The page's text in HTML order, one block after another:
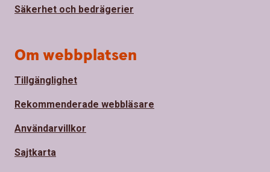
Säkerhet och bedrägerier
Om webbplatsen
Tillgänglighet
Rekommenderade webbläsare
Användarvillkor
Sajtkarta